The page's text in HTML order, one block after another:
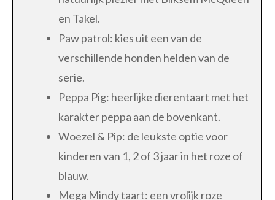
en Takel.
Paw patrol: kies uit een van de
verschillende honden helden van de
serie.
Peppa Pig: heerlijke dierentaart met het
karakter peppa aan de bovenkant.
Woezel & Pip: de leukste optie voor
kinderen van 1, 2 of 3 jaar in het roze of
blauw.
Mega Mindy taart: een vrolijk roze